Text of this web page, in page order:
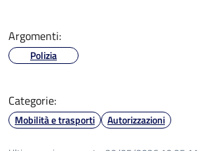
Argomenti:
Polizia
Categorie:
Mobilità e trasporti Autorizzazioni